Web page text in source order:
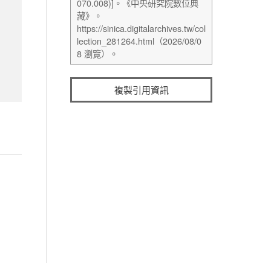
複製引用資訊